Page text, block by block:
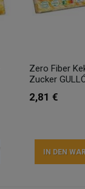
Zero Fiber
Zucker
2,81 €
IN DEN